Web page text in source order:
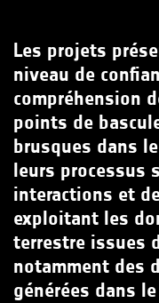
Les projets
niveau de
compréhension
points de
brusques dans
leurs processus
interactions et
exploitant les
terrestre issues
notamment des
générées dans le